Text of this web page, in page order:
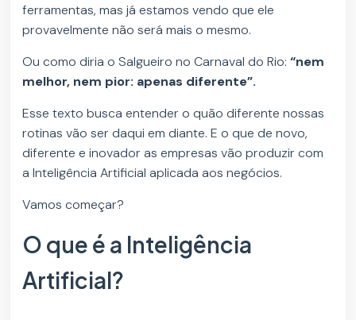
ferramentas, mas já estamos vendo que ele
provavelmente não será mais o mesmo.
Ou como diria o Salgueiro no Carnaval do Rio:“nem
melhor, nem pior: apenas diferente”.
Esse texto busca entender o quão diferente nossas
rotinas vão ser daqui em diante. E o que de novo,
diferente e inovador as empresas vão produzir com
a Inteligência Artificial aplicada aos negócios.
Vamos começar?
O que é a Inteligência
Artificial?